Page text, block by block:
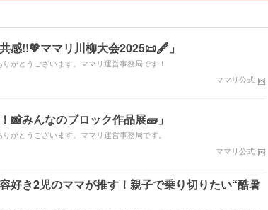
感!!💖ママリ川柳大会2025📜🖋️」
がとうございます。ママリ運営事務局です！
ママリ公式
📸みんなのブロック作品展🧱」
がとうございます。ママリ運営事務局です。
ママリ公式
好き2児のママが推す！親子で乗り切りたい“酷暑